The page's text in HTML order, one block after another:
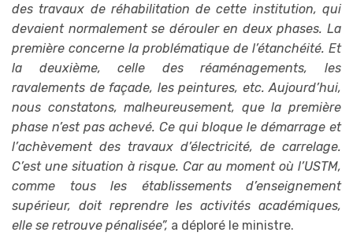
des travaux de réhabilitation de cette institution, qui
devaient normalement se dérouler en deux phases. La
première concerne la problématique de l’étanchéité. Et
la deuxième, celle des réaménagements, les
ravalements de façade, les peintures, etc. Aujourd’hui,
nous constatons, malheureusement, que la première
phase n’est pas achevé. Ce qui bloque le démarrage et
l’achèvement des travaux d’électricité, de carrelage.
C’est une situation à risque. Car au moment où l’USTM,
comme tous les établissements d’enseignement
supérieur, doit reprendre les activités académiques,
elle se retrouve pénalisée”, a déploré le ministre.